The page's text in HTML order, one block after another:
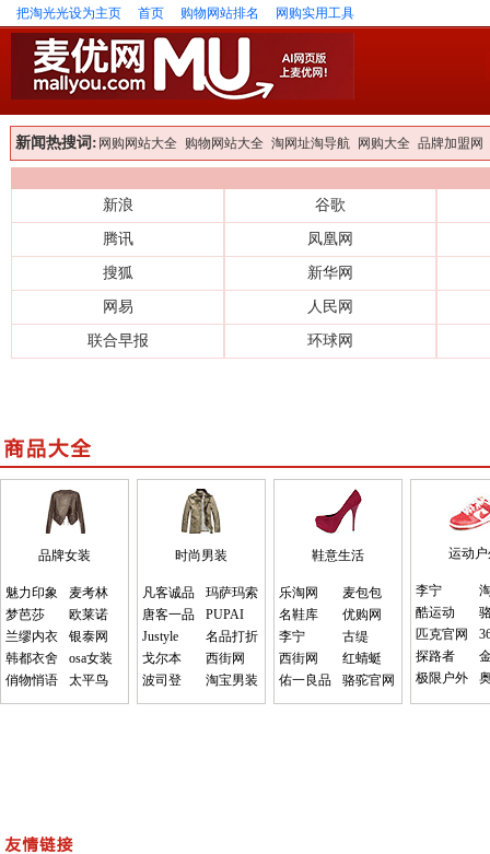
把淘光光设为主页 首页 购物网站排名 网购实用工具
新闻热搜词: 网购网站大全 购物网站大全 淘网址淘导航 网购大全 品牌加盟网
新浪
腾讯
搜狐
网易
联合早报
谷歌
凤凰网
新华网
人民网
环球网
品牌女装
魅力印象
麦考林
梦芭莎
欧莱诺
兰缪内衣
银泰网
韩都衣舍
osa女装
俏物悄语
太平鸟
时尚男装
凡客诚品
玛萨玛索
唐客一品
PUPAI
Justyle
名品打折
戈尔本
西街网
波司登
淘宝男装
鞋意生活
乐淘网
麦包包
名鞋库
优购网
李宁
古缇
西街网
红蜻蜓
佑一良品
骆驼官网
运动
李宁
酷运动
匹克官网
探路者
极限户外